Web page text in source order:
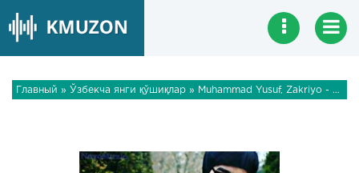
Главный » Ўзбекча янги қўшиқлар » Muhammad Yusuf, Zakriyo - Baxtlimisan